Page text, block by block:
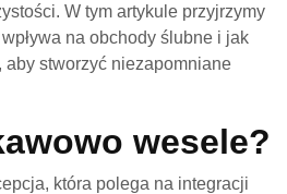
W tym artykule przyjrzymy
na obchody ślubne i jak
aby stworzyć niezapomniane
wesele?
która polega na integracji